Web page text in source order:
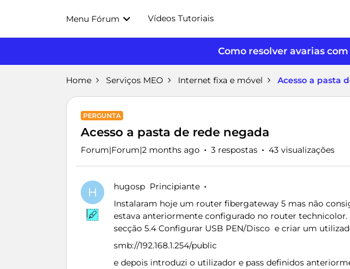
Menu Fórum Vídeos Tutoriais
Como resolver avarias
Home Serviços MEO Internet fixa e móvel Acesso a pasta
PERGUNTA
Acesso a pasta de rede negada
Forum|Forum|2 months ago 3 respostas 43 visualizações
H hugosp Principiante
Instalaram hoje um router fibergateway 5 mas não
estava anteriormente configurado no router technicolor.
secção 5.4 Configurar USB PEN/Disco e criar um
smb://192.168.1.254/public
e depois introduzi o utilizador e pass definidos